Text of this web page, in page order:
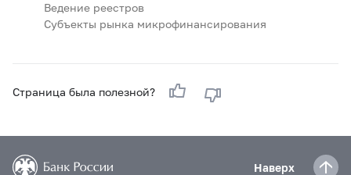
Ведение реестров
Субъекты рынка микрофинансирования
Страница была полезной?
Наверх